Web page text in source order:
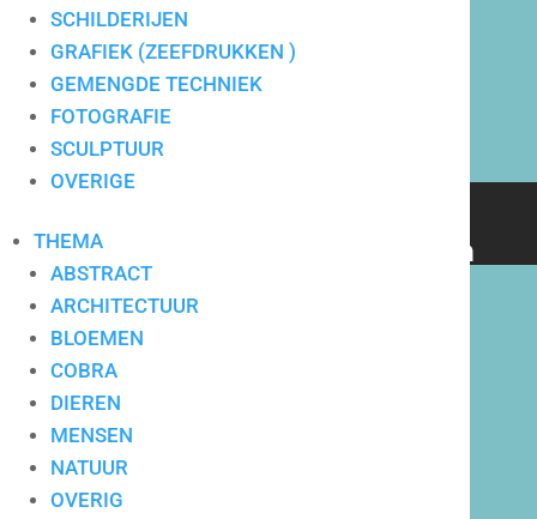
SCHILDERIJEN
GRAFIEK (ZEEFDRUKKEN )
GEMENGDE TECHNIEK
FOTOGRAFIE
SCULPTUUR
OVERIGE
THEMA
ABSTRACT
ARCHITECTUUR
BLOEMEN
COBRA
DIEREN
MENSEN
NATUUR
OVERIG
Hoge service op locatie
Verkoop en verhuur van
bedrijven en particulieren